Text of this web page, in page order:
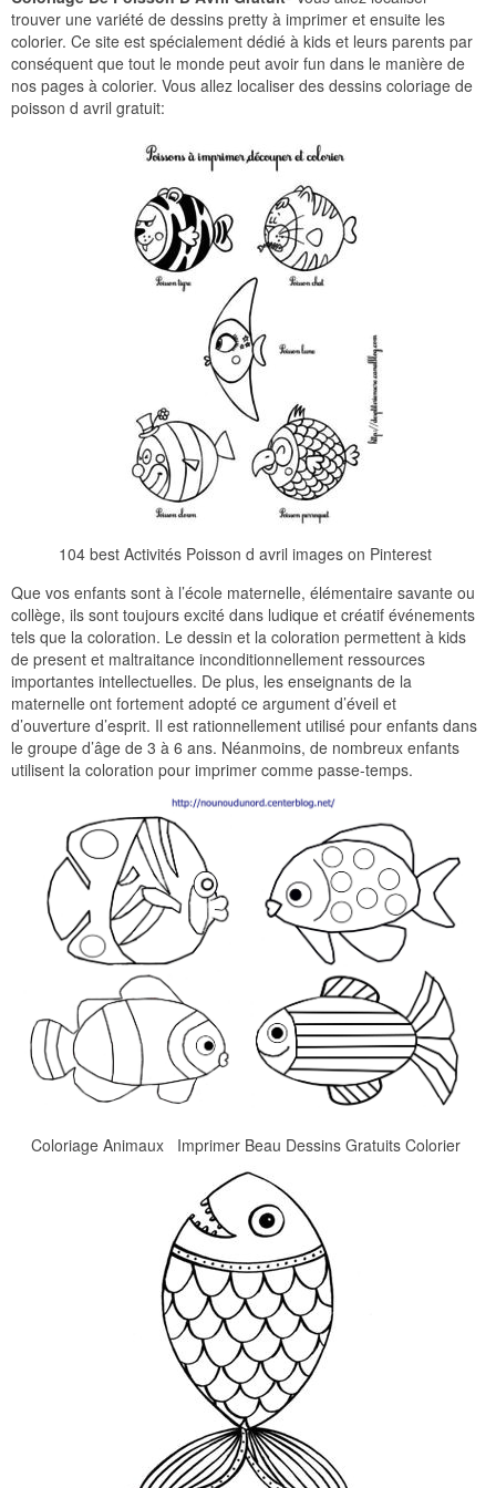
trouver une variété de dessins pretty à imprimer et ensuite les
colorier. Ce site est spécialement dédié à kids et leurs parents par
conséquent que tout le monde peut avoir fun dans le manière de
nos pages à colorier. Vous allez localiser des dessins coloriage de
poisson d avril gratuit:
104 best Activités Poisson d avril images on Pinterest
Que vos enfants sont à l’école maternelle, élémentaire savante ou
collège, ils sont toujours excité dans ludique et créatif événements
tels que la coloration. Le dessin et la coloration permettent à kids
de present et maltraitance inconditionnellement ressources
importantes intellectuelles. De plus, les enseignants de la
maternelle ont fortement adopté ce argument d’éveil et
d’ouverture d’esprit. Il est rationnellement utilisé pour enfants dans
le groupe d’âge de 3 à 6 ans. Néanmoins, de nombreux enfants
utilisent la coloration pour imprimer comme passe-temps.
Coloriage Animaux Imprimer Beau Dessins Gratuits Colorier